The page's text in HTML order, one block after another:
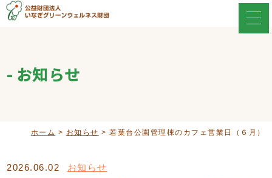
お知らせ
ホーム > お知らせ >若葉台公園管理棟のカフェ営業日（６月）
2026.06.02 お知らせ